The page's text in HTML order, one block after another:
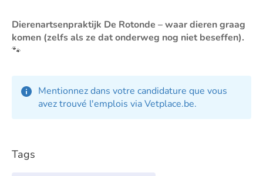
Dierenartsenpraktijk De Rotonde – waar dieren graag
komen (zelfs als ze dat onderweg nog niet beseffen).
🐾
Mentionnez dans votre candidature que vous
avez trouvé l'emplois via Vetplace.be.
Tags